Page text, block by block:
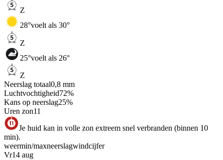
Z
28°voelt als 30°
Z
25°voelt als 26°
Z
Neerslag totaal0,8 mm
Luchtvochtigheid72%
Kans op neerslag25%
Uren zon11
Je huid kan in volle zon extreem snel verbranden (binnen 10
min).
weermin/maxneerslagwindcijfer
Vr14 aug